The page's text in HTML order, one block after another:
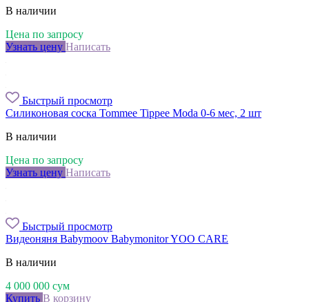
В наличии
Цена по запросу
Узнать цену Написать
Быстрый просмотр
Силиконовая соска Tommee Tippee Moda 0-6 мес, 2 шт
В наличии
Цена по запросу
Узнать цену Написать
Быстрый просмотр
Видеоняня Babymoov Babymonitor YOO CARE
В наличии
4 000 000 сум
Купить В корзину